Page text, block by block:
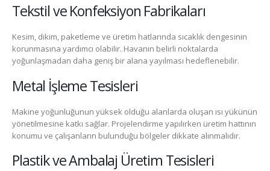
Tekstil ve Konfeksiyon Fabrikaları
Kesim, dikim, paketleme ve üretim hatlarında sıcaklık dengesinin
korunmasına yardımcı olabilir. Havanın belirli noktalarda
yoğunlaşmadan daha geniş bir alana yayılması hedeflenebilir.
Metal İşleme Tesisleri
Makine yoğunluğunun yüksek olduğu alanlarda oluşan ısı yükünün
yönetilmesine katkı sağlar. Projelendirme yapılırken üretim hattının
konumu ve çalışanların bulunduğu bölgeler dikkate alınmalıdır.
Plastik ve Ambalaj Üretim Tesisleri